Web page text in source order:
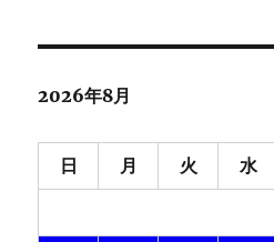
2026年8月
日 月 火 水